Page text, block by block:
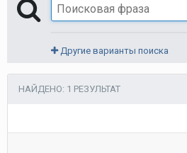
Другие варианты поиска
НАЙДЕНО: 1 РЕЗУЛЬТАТ